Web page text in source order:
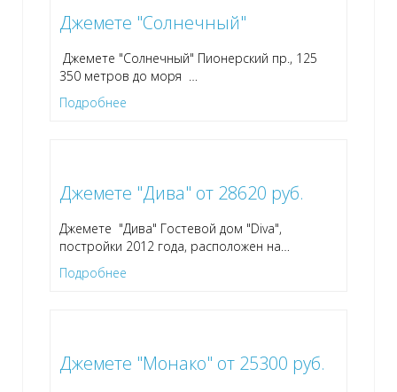
Джемете "Солнечный"
Джемете "Солнечный" Пионерский пр., 125
350 метров до моря …
Подробнее
Джемете "Дива" от 28620 руб.
Джемете "Дива" Гостевой дом "Diva",
постройки 2012 года, расположен на…
Подробнее
Джемете "Монако" от 25300 руб.